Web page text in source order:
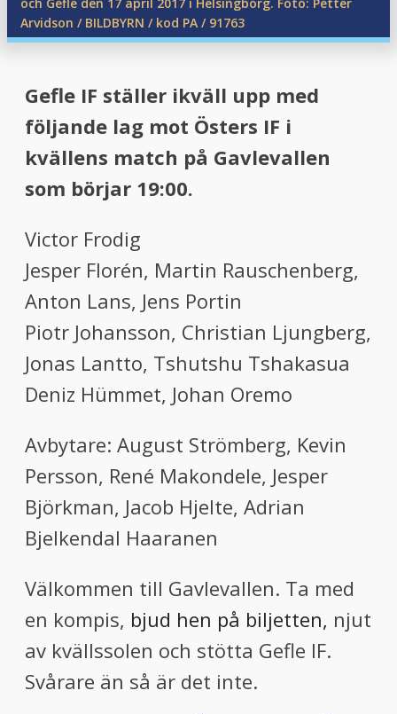
Arvidson / BILDBYRN / kod PA / 91763
Gefle IF ställer ikväll upp med
följande lag mot Östers IF i
kvällens match på Gavlevallen
som börjar 19:00.
Victor Frodig
Jesper Florén, Martin Rauschenberg,
Anton Lans, Jens Portin
Piotr Johansson, Christian Ljungberg,
Jonas Lantto, Tshutshu Tshakasua
Deniz Hümmet, Johan Oremo
Avbytare: August Strömberg, Kevin
Persson, René Makondele, Jesper
Björkman, Jacob Hjelte, Adrian
Bjelkendal Haaranen
Välkommen till Gavlevallen. Ta med
en kompis, bjud hen på biljetten, njut
av kvällssolen och stötta Gefle IF.
Svårare än så är det inte.